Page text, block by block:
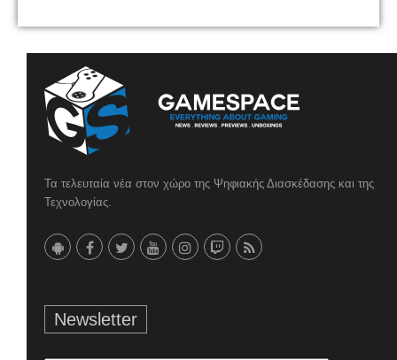
Τα τελευταία νέα στον χώρο της Ψηφιακής Διασκέδασης και της
Τεχνολογίας.
Newsletter